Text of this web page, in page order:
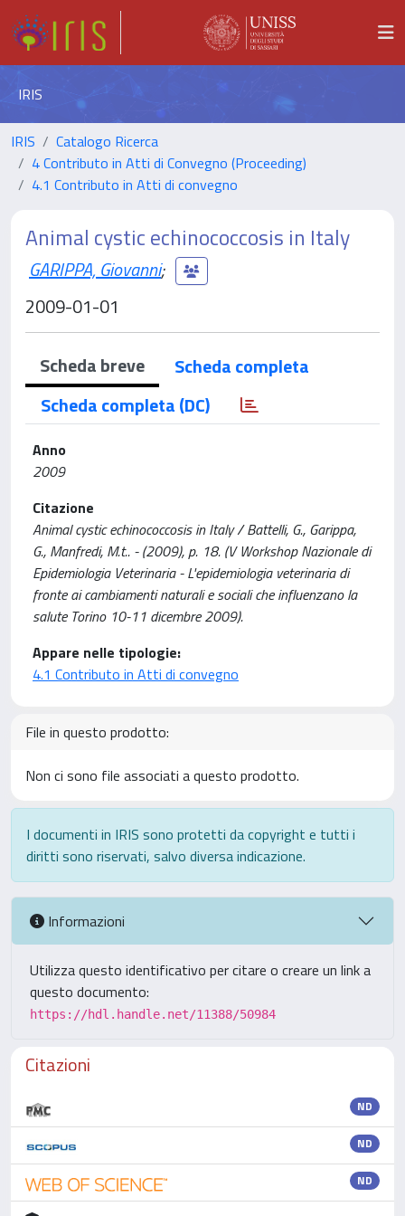
IRIS
IRIS
Catalogo Ricerca
4 Contributo in Atti di Convegno (Proceeding)
4.1 Contributo in Atti di convegno
Animal cystic echinococcosis in Italy
GARIPPA, Giovanni;
2009-01-01
Scheda breve
Scheda completa
Scheda completa (DC)
Anno
2009
Citazione
Animal cystic echinococcosis in Italy / Battelli, G., Garippa,
G., Manfredi, M.t.. - (2009), p. 18. (V Workshop Nazionale di
Epidemiologia Veterinaria - L'epidemiologia veterinaria di
fronte ai cambiamenti naturali e sociali che influenzano la
salute Torino 10-11 dicembre 2009).
Appare nelle tipologie:
4.1 Contributo in Atti di convegno
File in questo prodotto:
Non ci sono file associati a questo prodotto.
I documenti in IRIS sono protetti da copyright e tutti i
diritti sono riservati, salvo diversa indicazione.
Informazioni
Utilizza questo identificativo per citare o creare un link a
questo documento:
https://hdl.handle.net/11388/50984
Citazioni
ND
ND
ND